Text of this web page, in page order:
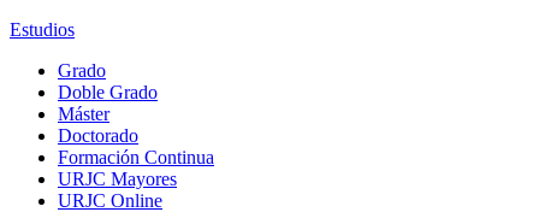
Estudios
Grado
Doble Grado
Máster
Doctorado
Formación Continua
URJC Mayores
URJC Online